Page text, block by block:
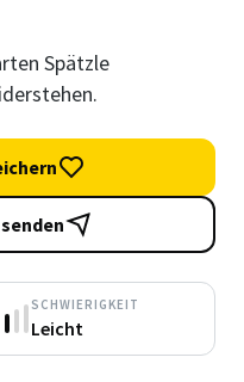
Spätzle
SCHWIERIGKEIT
Leicht